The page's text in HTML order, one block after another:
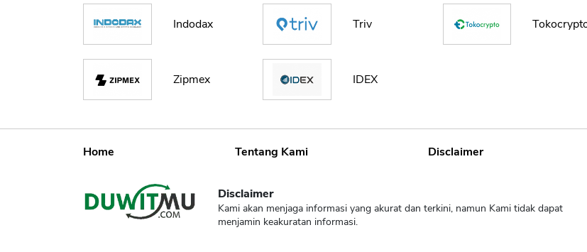
Indodax Triv
Zipmex IDEX
Home Tentang Kami Disclaimer
Disclaimer
Kami akan menjaga informasi yang akurat dan terkini, namun Kami tidak dapat
menjamin keakuratan informasi.